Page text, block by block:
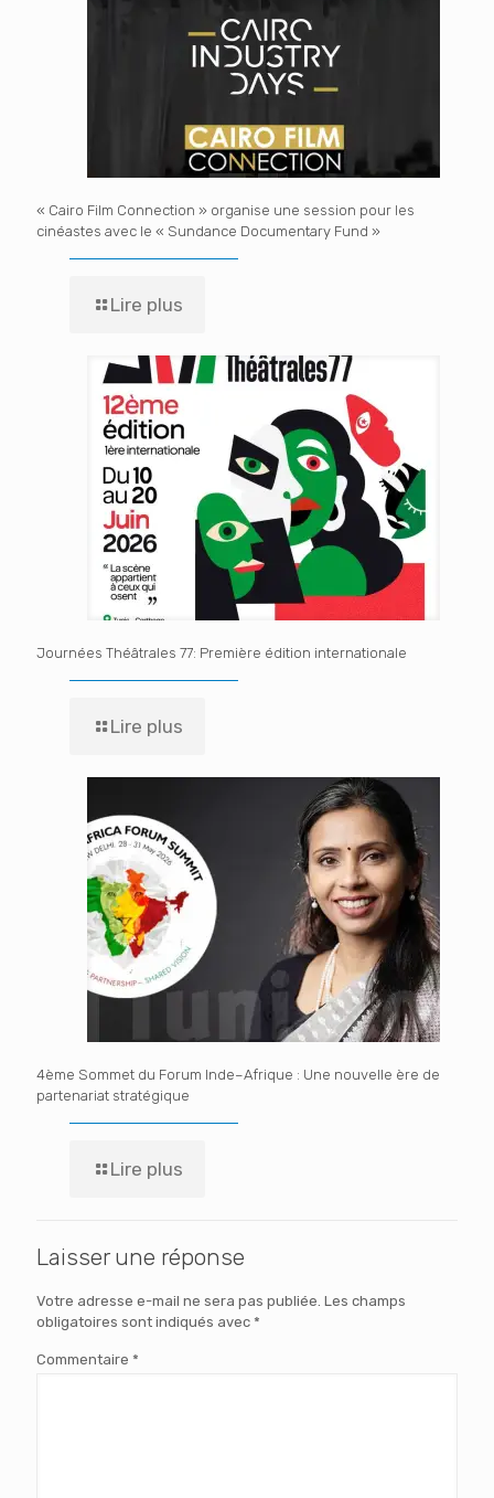
« Cairo Film Connection » organise une session pour les
cinéastes avec le « Sundance Documentary Fund »
Lire plus
Journées Théâtrales 77: Première édition internationale
Lire plus
4ème Sommet du Forum Inde–Afrique : Une nouvelle ère de
partenariat stratégique
Lire plus
Laisser une réponse
Votre adresse e-mail ne sera pas publiée. Les champs
obligatoires sont indiqués avec *
Commentaire *